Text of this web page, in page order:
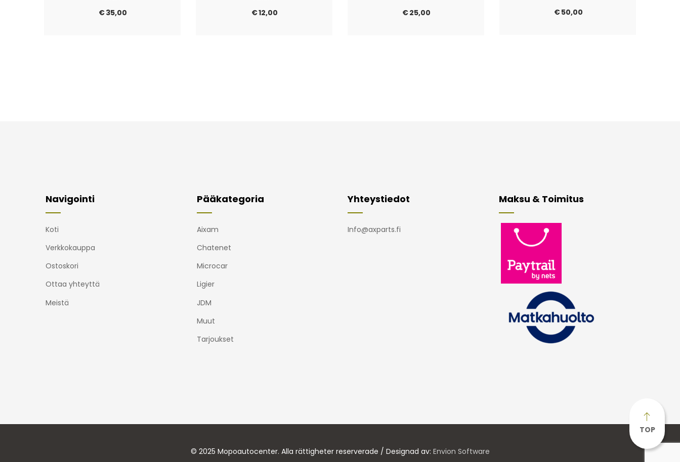
€35,00
€12,00
€25,00
€50,00
Navigointi
Koti
Verkkokauppa
Ostoskori
Ottaa yhteyttä
Meistä
Pääkategoria
Aixam
Chatenet
Microcar
Ligier
JDM
Muut
Tarjoukset
Yhteystiedot
Info@axparts.fi
Maksu & Toimitus
TOP
© 2025 Mopoautocenter. Alla rättigheter reserverade / Designad av: Envion Software